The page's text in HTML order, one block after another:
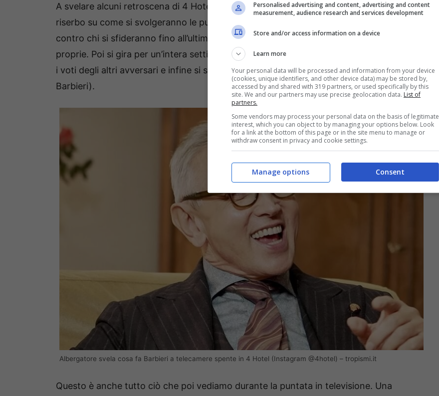
A svelare alcuni retroscena di 4 Hotel è stato un partecipante allo show. C’è massimo
riserbo su come si svolgeranno le puntate poiché i gestori degli hotel in gara non sanno
contro chi si sfideranno fino all’ultimo momento, cioè quando iniziano le riprese vere e
proprie. Poi si gira per un’intera settimana: ci sono le ispezioni, il confronto al tavolo con
i voti degli altri avversari e infine si scopre il vincitore (grazie anche alla votazione di
Barbieri).
Albergatore svela cosa fa Barbieri a telecamere spente in 4 Hotel (Instagram @4hotel) – tropismi.it
Questo è anche tutto ciò che poi vediamo durante la puntata in televisione. Una
Personalised advertising and content, advertising and content
measurement, audience research and services development
Store and/or access information on a device
Learn more
Your personal data will be processed and information from your device
(cookies, unique identifiers, and other device data) may be stored by,
accessed by and shared with 319 partners, or used specifically by this
site. We and our partners may use precise geolocation data. List of
partners.
Some vendors may process your personal data on the basis of legitimate
interest, which you can object to by managing your options below. Look
for a link at the bottom of this page or in the site menu to manage or
withdraw consent in privacy and cookie settings.
Consent
Manage options